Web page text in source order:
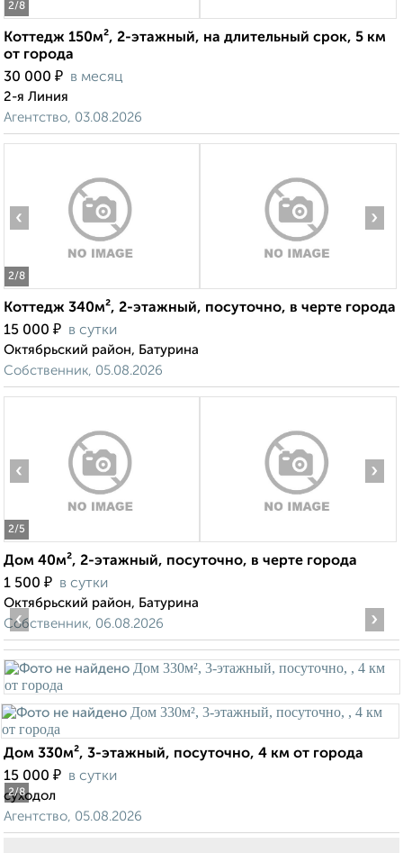
2/8
Коттедж 150м², 2-этажный, на длительный срок, 5 км
от города
30 000 ₽ в месяц
2-я Линия
Агентство, 03.08.2026
2/8
‹ ›
Коттедж 340м², 2-этажный, посуточно, в черте города
15 000 ₽ в сутки
Октябрьский район, Батурина
Собственник, 05.08.2026
2/5
‹ ›
Дом 40м², 2-этажный, посуточно, в черте города
1 500 ₽ в сутки
Октябрьский район, Батурина
Собственник, 06.08.2026
2/8
‹ ›
Дом 330м², 3-этажный, посуточно, 4 км от города
15 000 ₽ в сутки
суходол
Агентство, 05.08.2026